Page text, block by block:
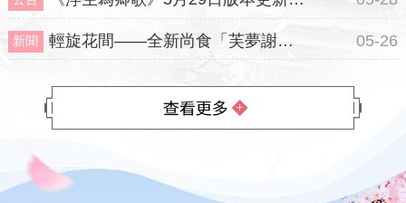
新聞 輕旋花間——全新尚食「芙夢謝芷涵」登場 05-26